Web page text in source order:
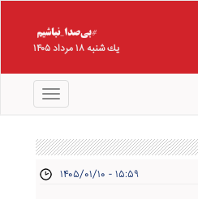
يك شنبه ۱۸ مرداد ۱۴۰۵
منو
۱۴۰۵/۰۱/۱۰ - ۱۵:۵۹